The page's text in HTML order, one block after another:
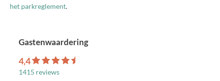
het parkreglement.
Gastenwaardering
4,4
1415 reviews